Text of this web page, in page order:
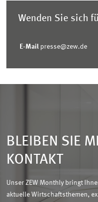
Wenden Sie sich
E-Mail presse@zew.de
BLEIBEN SIE
KONTAKT
Unser ZEW Monthly bringt
aktuelle Wirtschaftsthemen,